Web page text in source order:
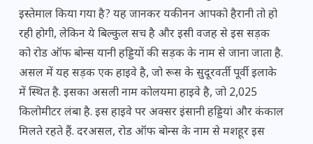
इस्तेमाल किया गया है? यह जानकर यकीनन आपको हैरानी तो हो
रही होगी, लेकिन ये बिल्कुल सच है और इसी वजह से इस सड़क
को रोड ऑफ बोन्स यानी हड्डियों की सड़क के नाम से जाना जाता है.
असल में यह सड़क एक हाइवे है, जो रूस के सुदूरवर्ती पूर्वी इलाके
में स्थित है. इसका असली नाम कोलयमा हाइवे है, जो 2,025
किलोमीटर लंबा है. इस हाइवे पर अक्सर इंसानी हड्डियां और कंकाल
मिलते रहते हैं. दरअसल, रोड ऑफ बोन्स के नाम से मशहूर इस